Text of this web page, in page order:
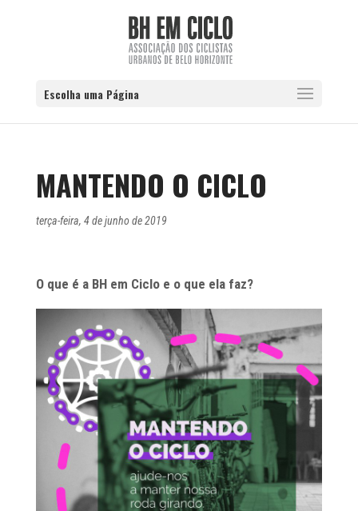
Escolha uma Página
MANTENDO O CICLO
terça-feira, 4 de junho de 2019
O que é a BH em Ciclo e o que ela faz?